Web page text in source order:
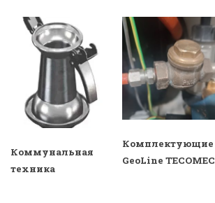
Коммунальная
техника
Комплектующие
GeoLine TECOMEC